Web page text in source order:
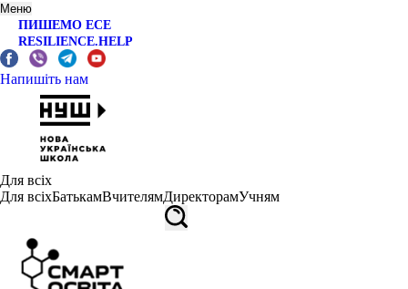
Меню
ПИШЕМО ЕСЕ
RESILIENCE.HELP
Напишіть нам
Для всіх
Для всіхБатькамВчителямДиректорамУчням